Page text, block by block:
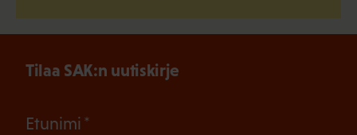
Tilaa SAK:n uutiskirje
Etunimi